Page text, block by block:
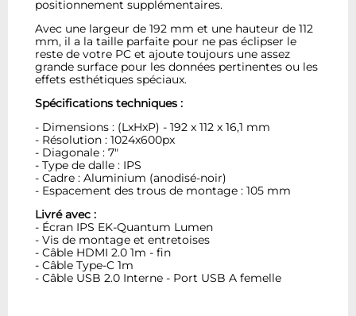
positionnement supplémentaires.
Avec une largeur de 192 mm et une hauteur de 112
mm, il a la taille parfaite pour ne pas éclipser le
reste de votre PC et ajoute toujours une assez
grande surface pour les données pertinentes ou les
effets esthétiques spéciaux.
Spécifications techniques :
- Dimensions : (LxHxP) - 192 x 112 x 16,1 mm
- Résolution : 1024x600px
- Diagonale : 7"
- Type de dalle : IPS
- Cadre : Aluminium (anodisé-noir)
- Espacement des trous de montage : 105 mm
Livré avec :
- Écran IPS EK-Quantum Lumen
- Vis de montage et entretoises
- Câble HDMI 2.0 1m - fin
- Câble Type-C 1m
- Câble USB 2.0 Interne - Port USB A femelle